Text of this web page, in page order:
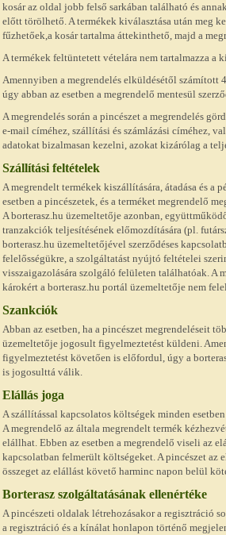
kosár az oldal jobb felső sarkában található és
előtt törölhető. A termékek kiválasztása után meg
fűzhetőek,a kosár tartalma áttekinthető, majd a
A termékek feltüntetett vételára nem tartalmazza a
Amennyiben a megrendelés elküldésétől számított
úgy abban az esetben a megrendelő mentesül
A megrendelés során a pincészet a megrendelés
e-mail címéhez, szállítási és számlázási címéhez,
adatokat bizalmasan kezelni, azokat kizárólag a
Szállítási feltételek
A megrendelt termékek kiszállítására, átadása és
esetben a pincészetek, és a terméket megrendelő
A borterasz.hu üzemeltetője azonban,
tranzakciók teljesítésének előmozdítására (pl.
borterasz.hu üzemeltetőjével szerződéses
felelősségükre, a szolgáltatást nyújtó feltételei
visszaigazolására szolgáló felületen találhatóak. A
károkért a borterasz.hu portál üzemeltetője nem
Szankciók
Abban az esetben, ha a pincészet megrendeléseit
üzemeltetője jogosult figyelmeztetést küldeni.
figyelmeztetést követően is előfordul, úgy a
is jogosulttá válik.
Elállás joga
A szállítással kapcsolatos költségek minden
A megrendelő az általa megrendelt termék
elállhat. Ebben az esetben a megrendelő viseli az
kapcsolatban felmerült költségeket. A pincészet
összeget az elállást követő harminc napon belül
Borterasz szolgáltatásának ellenértéke
A pincészeti oldalak létrehozásakor a regisztráció
a regisztráció és a kínálat honlapon történő